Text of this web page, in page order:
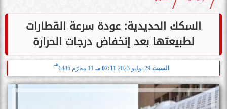
السكك الحديدية: عودة سرعة القطارات
لطبيعتها بعد إنخفاض درجات الحرارة
السبت 29 يوليو 2023 07:11 مـ 11 محرّم 1445
هـ